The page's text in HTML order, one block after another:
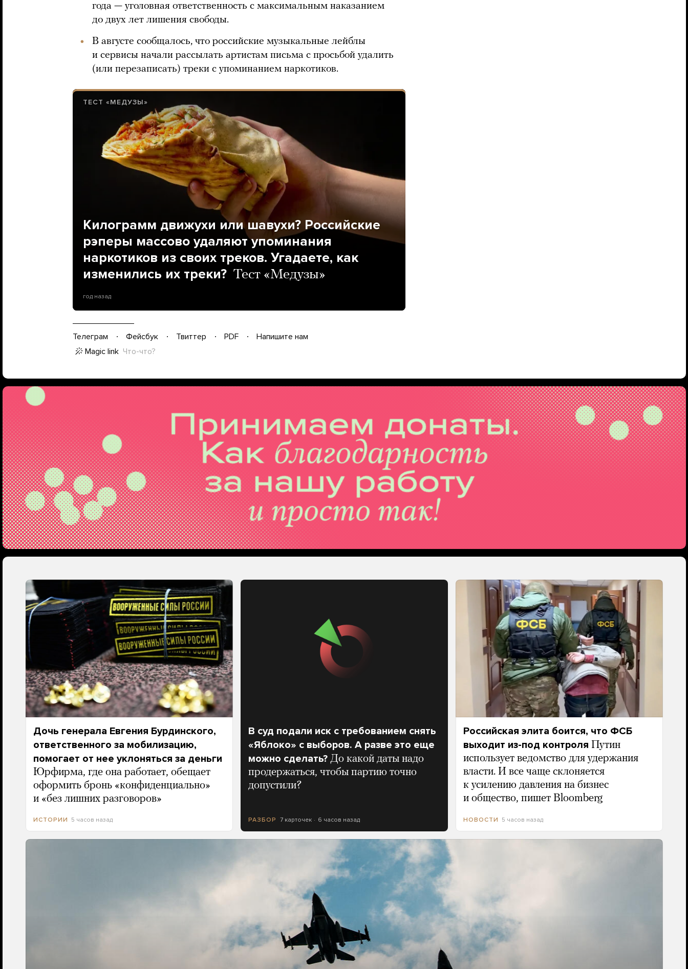
года — уголовная ответственность с максимальным наказанием
до двух лет лишения свободы.
В августе сообщалось, что российские музыкальные лейблы
и сервисы начали рассылать артистам письма с просьбой удалить
(или перезаписать) треки с упоминанием наркотиков.
ТЕСТ «МЕДУЗЫ»
Килограмм движухи или шавухи? Российские
рэперы массово удаляют упоминания
наркотиков из своих треков. Угадаете, как
изменились их треки? Тест «Медузы»
год назад
Телеграм Фейсбук Твиттер PDF
Напишите нам
Magic link Что-что?
Дочь генерала Евгения Бурдинского,
ответственного за мобилизацию,
помогает от нее уклоняться за деньги
Юрфирма, где она работает, обещает
оформить бронь «конфиденциально»
и «без лишних разговоров»
ИСТОРИИ 5 часов назад
В суд подали иск с требованием снять
«Яблоко» с выборов. А разве это еще
можно сделать? До какой даты надо
продержаться, чтобы партию точно
допустили?
РАЗБОР 7 карточек 6 часов назад
Российская элита боится, что ФСБ
выходит из-под контроля Путин
использует ведомство для удержания
власти. И все чаще склоняется
к усилению давления на бизнес
и общество, пишет Bloomberg
НОВОСТИ 5 часов назад